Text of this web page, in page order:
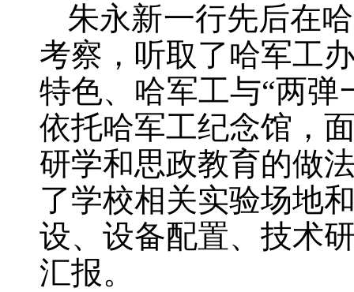
朱永新一行先后在
考察，听取了哈军工
特色、哈军工与“两
依托哈军工纪念馆，
研学和思政教育的做
了学校相关实验场地
设、设备配置、技术
汇报。